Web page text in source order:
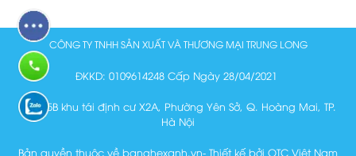
CÔNG TY TNHH SẢN XUẤT VÀ THƯƠNG MẠI TRUNG LONG
ĐKKD: 0109614248 Cấp Ngày 28/04/2021
Lô N15B khu tái định cư X2A, Phường Yên Sở, Q. Hoàng Mai, TP.
Hà Nội
Bản quyền thuộc về banghexanh.vn- Thiết kế bởi OTC Việt Nam